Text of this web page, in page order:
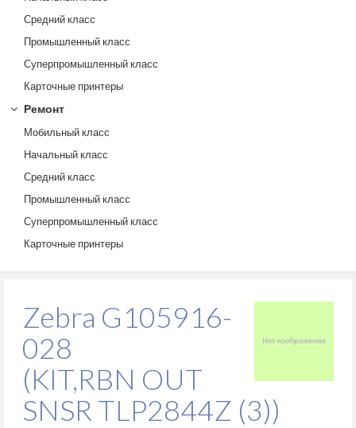
Средний класс
Промышленный класс
Суперпромышленный класс
Карточные принтеры
Ремонт
Мобильный класс
Начальный класс
Средний класс
Промышленный класс
Суперпромышленный класс
Карточные принтеры
Zebra G105916-
028
(KIT,RBN OUT
SNSR TLP2844Z (3))